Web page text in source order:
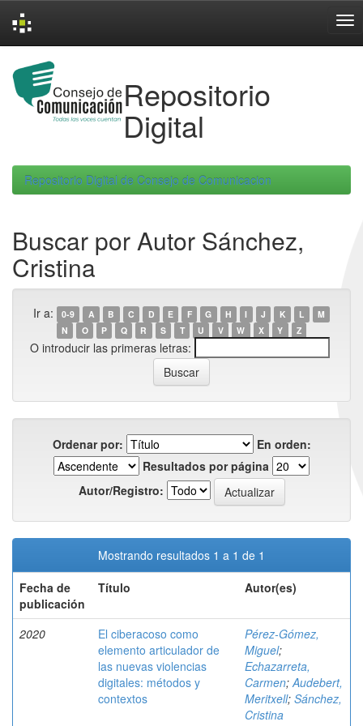
navigation
Repositorio
Digital
Repositorio Digital de Consejo de Comunicacion
Buscar por Autor Sánchez,
Cristina
Ir a: 0-9 A B C D E F G H I J K L
M
N
O P Q R S T U V W X Y Z
O introducir las primeras letras:
Ordenar por:
En orden:
Resultados por página
Autor/Registro:
Mostrando resultados 1 a 1 de 1
Fecha de
publicación
Título Autor(es)
2020
El ciberacoso como
elemento articulador de
las nuevas violencias
digitales: métodos y
contextos
Pérez-Gómez,
Miguel;
Echazarreta,
Carmen;Audebert,
Meritxell; Sánchez,
Cristina